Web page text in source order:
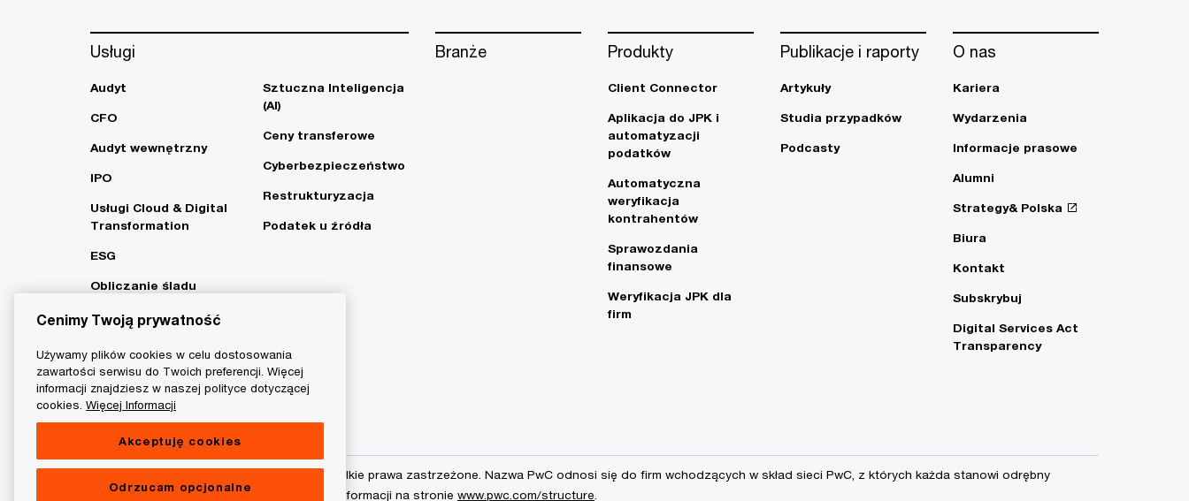
Usługi
Audyt
CFO
Audyt wewnętrzny
IPO
Usługi Cloud & Digital
Transformation
ESG
Obliczanie śladu
Net Zero
Sztuczna Inteligencja
(AI)
Ceny transferowe
Cyberbezpieczeństwo
Restrukturyzacja
Podatek u źródła
Branże Produkty
Client Connector
Aplikacja do JPK i
automatyzacji
podatków
Automatyczna
weryfikacja
kontrahentów
Sprawozdania
finansowe
Weryfikacja JPK dla
firm
Publikacje i raporty
Artykuły
Studia przypadków
Podcasty
O nas
Kariera
Wydarzenia
Informacje prasowe
Alumni
Strategy& Polska
Biura
Kontakt
Subskrybuj
Digital Services Act
Transparency
© 2015 - 2026 PwC. Wszelkie prawa zastrzeżone. Nazwa PwC odnosi się do firm wchodzących w skład sieci PwC, z których każda stanowi odrębny
podmiot prawny. Więcej informacji na stronie www.pwc.com/structure
Cenimy Twoją prywatność
Używamy plików cookies w celu dostosowania
zawartości serwisu do Twoich preferencji. Więcej
informacji znajdziesz w naszej polityce dotyczącej
cookies. Więcej Informacji
Akceptuję cookies
Odrzucam opcjonalne